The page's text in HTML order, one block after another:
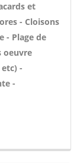
et
- Cloisons
- Plage de
oeuvre
-
-